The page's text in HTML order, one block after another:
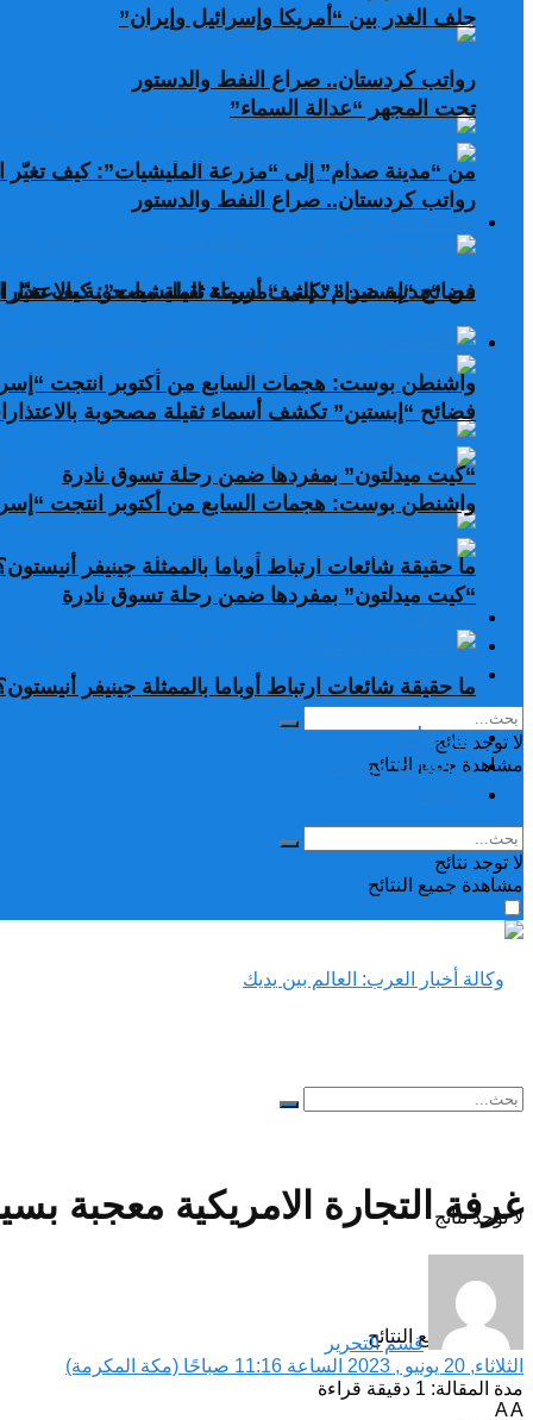
رواتب كردستان.. صراع النفط والدستور
من “مدينة صدام” إلى “مزرعة المليشيات”: كيف تغيّر
صحافة عربية ودولية
فضائح “إبستين” تكشف أسماء ثقيلة مصحوبة
واشنطن بوست: هجمات السابع من أكتوبر انتجت
“كيت ميدلتون” بمفردها ضمن رحلة تسوق نادرة
ما حقيقة شائعات ارتباط أوباما بالممثلة جينيفر
دراسات وبحوث
رياضة
لا توجد نتائج
مشاهدة جميع النتائح
حلف الغدر بين “أمريكا وإسرائيل وإيران”
تحت المجهر “عدالة السماء”
رواتب كردستان.. صراع النفط والدستور
من “مدينة صدام” إلى “مزرعة المليشيات”: كيف تغيّر
صحافة عربية ودولية
فضائح “إبستين” تكشف أسماء ثقيلة مصحوبة
واشنطن بوست: هجمات السابع من أكتوبر انتجت
“كيت ميدلتون” بمفردها ضمن رحلة تسوق نادرة
ما حقيقة شائعات ارتباط أوباما بالممثلة جينيفر
تغريدات
دراسات وبحوث
لا توجد نتائج
مشاهدة جميع النتائح
لا توجد نتائج
مشاهدة جميع النتائح
غرفة التجارة الامريكية معجبة
قسم التحرير
الثلاثاء, 20 يونيو , 2023 الساعة 11:16 صباحًا (مكة المكرمة)
مدة المقالة: 1 دقيقة قراءة
AA